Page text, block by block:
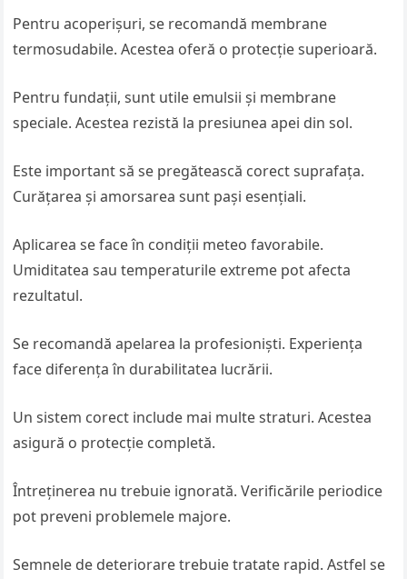
Pentru acoperișuri, se recomandă membrane
termosudabile. Acestea oferă o protecție superioară.
Pentru fundații, sunt utile emulsii și membrane
speciale. Acestea rezistă la presiunea apei din sol.
Este important să se pregătească corect suprafața.
Curățarea și amorsarea sunt pași esențiali.
Aplicarea se face în condiții meteo favorabile.
Umiditatea sau temperaturile extreme pot afecta
rezultatul.
Se recomandă apelarea la profesioniști. Experiența
face diferența în durabilitatea lucrării.
Un sistem corect include mai multe straturi. Acestea
asigură o protecție completă.
Întreținerea nu trebuie ignorată. Verificările periodice
pot preveni problemele majore.
Semnele de deteriorare trebuie tratate rapid. Astfel se